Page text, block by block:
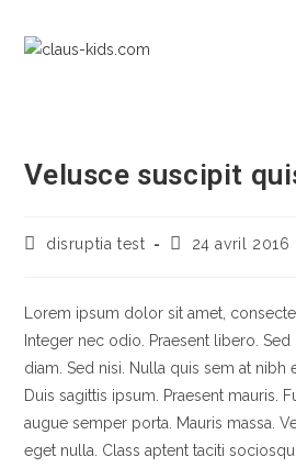
Velusce suscipit
disruptia test 24 avril 2016
Lorem ipsum dolor sit amet,
Integer nec odio. Praesent libero.
diam. Sed nisi. Nulla quis sem at nibh
Duis sagittis ipsum. Praesent mauris.
augue semper porta. Mauris massa.
eget nulla. Class aptent taciti